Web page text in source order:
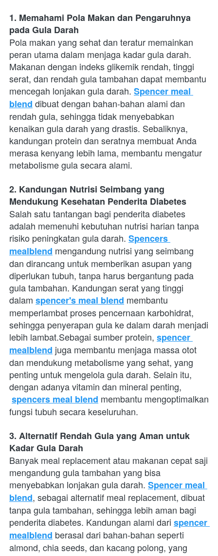
1. Memahami Pola Makan dan Pengaruhnya
pada Gula Darah
Pola makan yang sehat dan teratur memainkan
peran utama dalam menjaga kadar gula darah.
Makanan dengan indeks glikemik rendah, tinggi
serat, dan rendah gula tambahan dapat membantu
mencegah lonjakan gula darah. Spencer meal
blend dibuat dengan bahan-bahan alami dan
rendah gula, sehingga tidak menyebabkan
kenaikan gula darah yang drastis. Sebaliknya,
kandungan protein dan seratnya membuat Anda
merasa kenyang lebih lama, membantu mengatur
metabolisme gula secara alami.
2. Kandungan Nutrisi Seimbang yang
Mendukung Kesehatan Penderita Diabetes
Salah satu tantangan bagi penderita diabetes
adalah memenuhi kebutuhan nutrisi harian tanpa
risiko peningkatan gula darah. Spencers
mealblend mengandung nutrisi yang seimbang
dan dirancang untuk memberikan asupan yang
diperlukan tubuh, tanpa harus bergantung pada
gula tambahan. Kandungan serat yang tinggi
dalam spencer's meal blend membantu
memperlambat proses pencernaan karbohidrat,
sehingga penyerapan gula ke dalam darah menjadi
lebih lambat.Sebagai sumber protein, spencer
mealblend juga membantu menjaga massa otot
dan mendukung metabolisme yang sehat, yang
penting untuk mengelola gula darah. Selain itu,
dengan adanya vitamin dan mineral penting,
spencers meal blend membantu mengoptimalkan
fungsi tubuh secara keseluruhan.
3. Alternatif Rendah Gula yang Aman untuk
Kadar Gula Darah
Banyak meal replacement atau makanan cepat saji
mengandung gula tambahan yang bisa
menyebabkan lonjakan gula darah. Spencer meal
blend, sebagai alternatif meal replacement, dibuat
tanpa gula tambahan, sehingga lebih aman bagi
penderita diabetes. Kandungan alami dari spencer
mealblend berasal dari bahan-bahan seperti
almond, chia seeds, dan kacang polong, yang